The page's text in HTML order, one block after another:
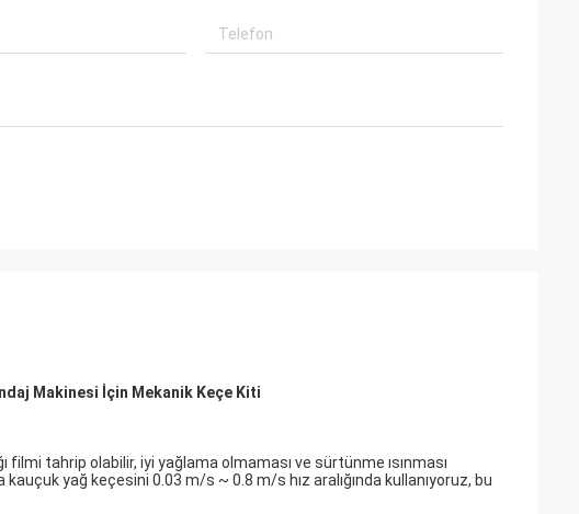
Makinesi İçin Mekanik Keçe Kiti
filmi tahrip olabilir, iyi yağlama olmaması ve sürtünme ısınması
yağ keçesini 0.03 m/s ~ 0.8 m/s hız aralığında kullanıyoruz, bu